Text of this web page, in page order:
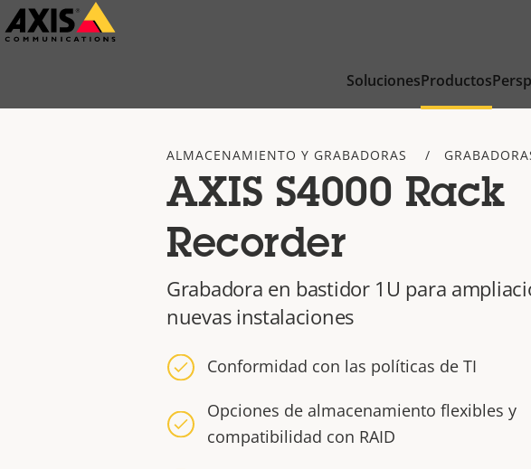
Saltar
al
SolucionesProductos
ALMACENAMIENTO Y GRABADORAS
AXIS S4000 Rack
Recorder
Grabadora en bastidor 1U para
nuevas instalaciones
Conformidad con las políticas de TI
Opciones de almacenamiento flexibles y
compatibilidad con RAID